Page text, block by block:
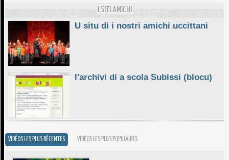
I SITI AMICHI
U situ di i nostri amichi uccittani
l'archivi di a scola Subissi (blocu)
VIDÉOS LES PLUS RÉCENTES VIDÉOS LES PLUS POPULAIRES